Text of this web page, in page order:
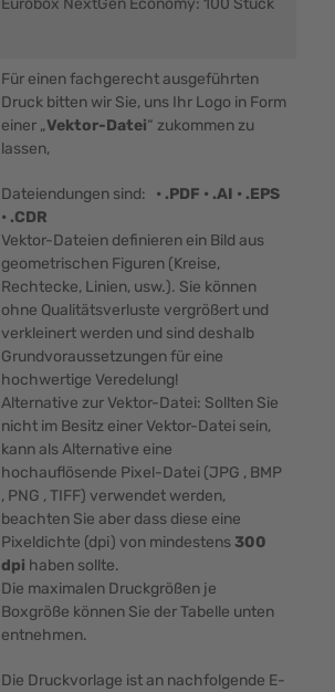
Eurobox NextGen Economy: 100 Stück
Für einen fachgerecht ausgeführten
Druck bitten wir Sie, uns Ihr Logo in Form
einer „Vektor-Datei“ zukommen zu
lassen,
Dateiendungen sind: • .PDF • .AI • .EPS
• .CDR
Vektor-Dateien definieren ein Bild aus
geometrischen Figuren (Kreise,
Rechtecke, Linien, usw.). Sie können
ohne Qualitätsverluste vergrößert und
verkleinert werden und sind deshalb
Grundvoraussetzungen für eine
hochwertige Veredelung!
Alternative zur Vektor-Datei: Sollten Sie
nicht im Besitz einer Vektor-Datei sein,
kann als Alternative eine
hochauflösende Pixel-Datei (JPG , BMP
, PNG , TIFF) verwendet werden,
beachten Sie aber dass diese eine
Pixeldichte (dpi) von mindestens300
dpi haben sollte.
Die maximalen Druckgrößen je
Boxgröße können Sie der Tabelle unten
entnehmen.
Die Druckvorlage ist an nachfolgende E-